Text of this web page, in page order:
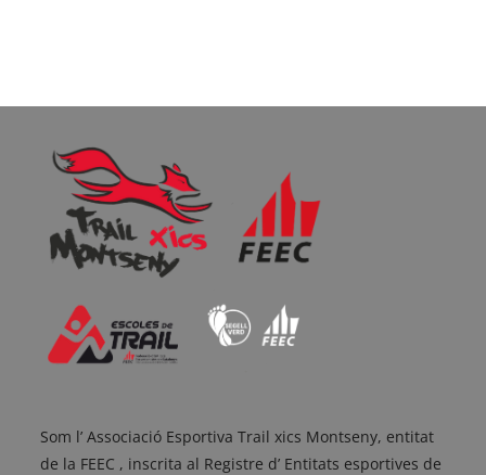
Som l’ Associació Esportiva Trail xics Montseny, entitat
de la FEEC , inscrita al Registre d’ Entitats esportives de